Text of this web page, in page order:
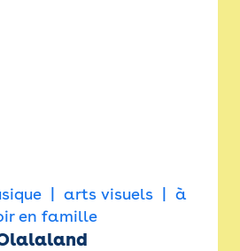
arts visuels
à
en famille